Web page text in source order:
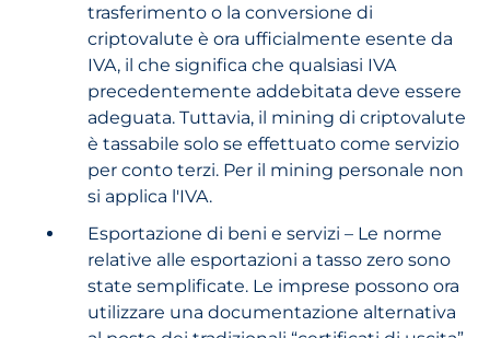
trasferimento o la conversione di
criptovalute è ora ufficialmente esente da
IVA, il che significa che qualsiasi IVA
precedentemente addebitata deve essere
adeguata. Tuttavia, il mining di criptovalute
è tassabile solo se effettuato come servizio
per conto terzi. Per il mining personale non
si applica l'IVA.
Esportazione di beni e servizi – Le norme
relative alle esportazioni a tasso zero sono
state semplificate. Le imprese possono ora
utilizzare una documentazione alternativa